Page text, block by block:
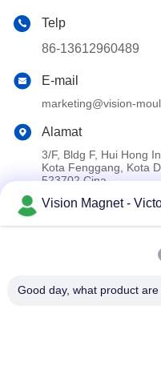
Telp
86-13612960489
E-mail
marketing@vision-
Alamat
3/F, Bldg F, Hui Hong
Kota Fenggang, Kota
523702 Cina
Cina Kualitas Baik
Technology Co.,
Vision Magnet -
Good day, what product